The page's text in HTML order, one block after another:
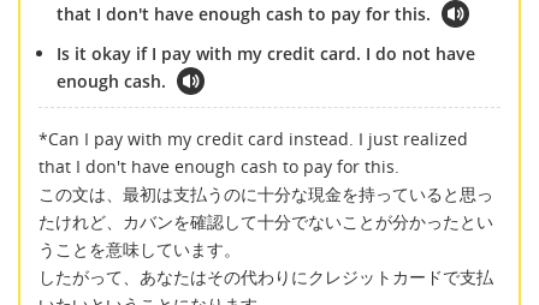
that I don't have enough cash to pay for this.
Is it okay if I pay with my credit card. I do not have
enough cash.
*Can I pay with my credit card instead. I just realized
that I don't have enough cash to pay for this.
この文は、最初は支払うのに十分な現金を持っていると思っ
たけれど、カバンを確認して十分でないことが分かったとい
うことを意味しています。
したがって、あなたはその代わりにクレジットカードで支払